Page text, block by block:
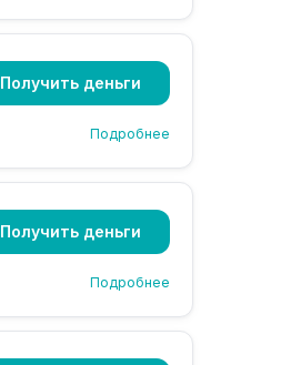
Получить деньги
Подробнее
Получить деньги
Подробнее